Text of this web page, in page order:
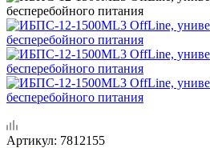
Артикул: 7812155